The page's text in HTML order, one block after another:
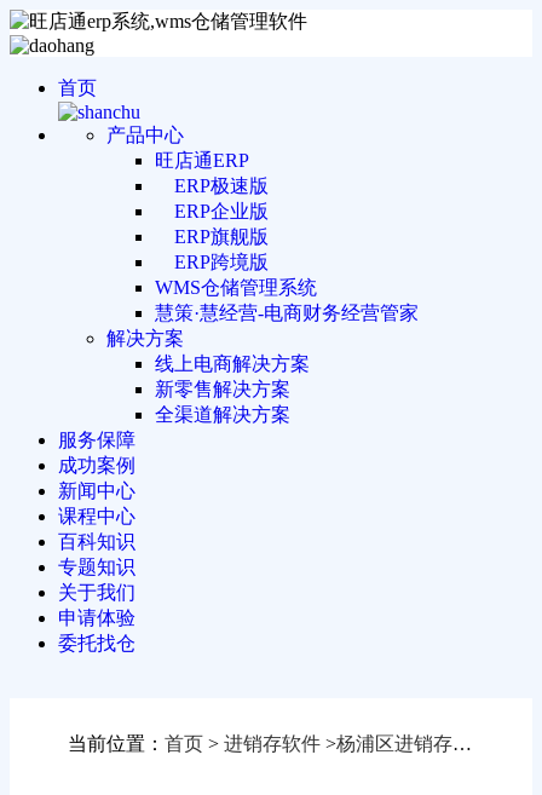
首页
产品中心
旺店通ERP
ERP极速版
ERP企业版
ERP旗舰版
ERP跨境版
WMS仓储管理系统
慧策·慧经营-电商财务经营管家
解决方案
线上电商解决方案
新零售解决方案
全渠道解决方案
服务保障
成功案例
新闻中心
课程中心
百科知识
专题知识
关于我们
申请体验
委托找仓
当前位置： 首页 > 进销存软件 >杨浦区进销存系统推荐哪家?